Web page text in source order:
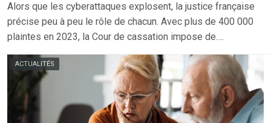
Alors que les cyberattaques explosent, la justice française
précise peu à peu le rôle de chacun. Avec plus de 400 000
plaintes en 2023, la Cour de cassation impose de….
ACTUALITÉS